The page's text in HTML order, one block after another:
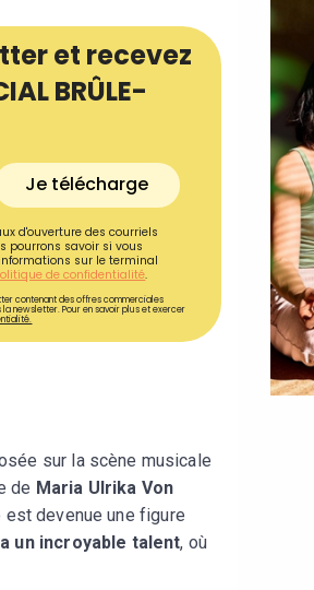
et recevez
BRÛLE-
Je télécharge
d'ouverture des courriels
pourrons savoir si vous
sur le terminal
de confidentialité.
contenant des offres commerciales
newsletter. Pour en savoir plus et exercer
sur la scène musicale
de Maria Ulrika Von
devenue une figure
un incroyable talent, où
gratuitement 180
de CROQ